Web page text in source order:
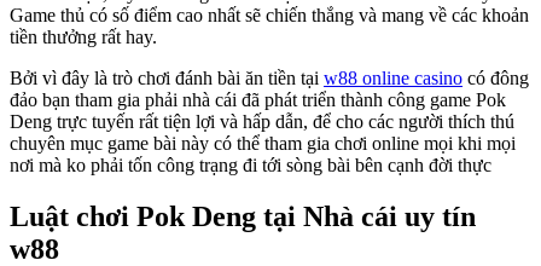
Game thủ có số điểm cao nhất sẽ chiến thắng và mang về các khoản
tiền thưởng rất hay.
Bởi vì đây là trò chơi đánh bài ăn tiền tại w88 online casino có đông
đảo bạn tham gia phải nhà cái đã phát triển thành công game Pok
Deng trực tuyến rất tiện lợi và hấp dẫn, để cho các người thích thú
chuyên mục game bài này có thể tham gia chơi online mọi khi mọi
nơi mà ko phải tốn công trạng đi tới sòng bài bên cạnh đời thực
Luật chơi Pok Deng tại Nhà cái uy tín
w88